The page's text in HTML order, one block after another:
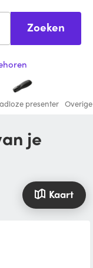
Zoeken
presenter
Kaart